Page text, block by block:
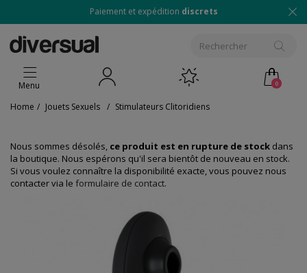
Paiement et expédition discrets
0
Menu
Home / Jouets Sexuels / Stimulateurs Clitoridiens
Nous sommes désolés, ce produit est en rupture de stock dans
la boutique. Nous espérons qu'il sera bientôt de nouveau en stock.
Si vous voulez connaître la disponibilité exacte, vous pouvez nous
contacter via le formulaire de contact.